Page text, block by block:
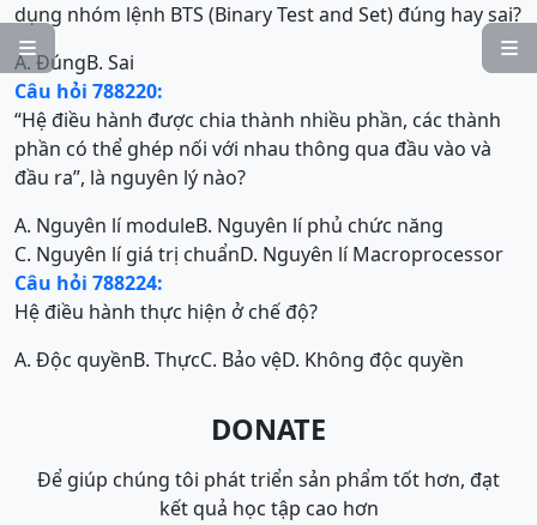


dụng nhóm lệnh BTS (Binary Test and Set) đúng hay sai?
A. ĐúngB. Sai
Câu hỏi 788220:
“Hệ điều hành được chia thành nhiều phần, các thành
phần có thể ghép nối với nhau thông qua đầu vào và
đầu ra”, là nguyên lý nào?
A. Nguyên lí moduleB. Nguyên lí phủ chức năng
C. Nguyên lí giá trị chuẩnD. Nguyên lí Macroprocessor
Câu hỏi 788224:
Hệ điều hành thực hiện ở chế độ?
A. Độc quyềnB. ThựcC. Bảo vệD. Không độc quyền
DONATE
Để giúp chúng tôi phát triển sản phẩm tốt hơn, đạt
kết quả học tập cao hơn